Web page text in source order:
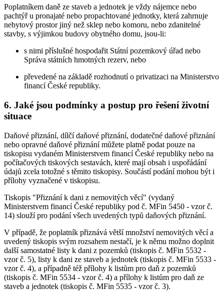
Poplatníkem daně ze staveb a jednotek je vždy nájemce nebo
pachtýř u pronajaté nebo propachtované jednotky, která zahrnuje
nebytový prostor jiný než sklep nebo komoru, nebo zdanitelné
stavby, s výjimkou budovy obytného domu, jsou-li:
s nimi příslušné hospodařit Státní pozemkový úřad nebo
Správa státních hmotných rezerv, nebo
převedené na základě rozhodnutí o privatizaci na Ministerstvo
financí České republiky.
6. Jaké jsou podmínky a postup pro řešení životní
situace
Daňové přiznání, dílčí daňové přiznání, dodatečné daňové přiznání
nebo opravné daňové přiznání můžete platně podat pouze na
tiskopisu vydaném Ministerstvem financí České republiky nebo na
počítačových tiskových sestavách, které mají obsah i uspořádání
údajů zcela totožné s těmito tiskopisy. Součástí podání mohou být i
přílohy vyznačené v tiskopisu.
Tiskopis "Přiznání k dani z nemovitých věcí" (vydaný
Ministerstvem financí České republiky pod č. MFin 5450 - vzor č.
14) slouží pro podání všech uvedených typů daňových přiznání.
V případě, že poplatník přiznává větší množství nemovitých věcí a
uvedený tiskopis svým rozsahem nestačí, je k němu možno doplnit
další samostatné listy k dani z pozemků (tiskopis č. MFin 5532 -
vzor č. 5), listy k dani ze staveb a jednotek (tiskopis č. MFin 5533 -
vzor č. 4), a případně též přílohy k listům pro daň z pozemků
(tiskopis č. MFin 5534 - vzor č. 4) a přílohy k listům pro daň ze
staveb a jednotek (tiskopis č. MFin 5535 - vzor č. 3).